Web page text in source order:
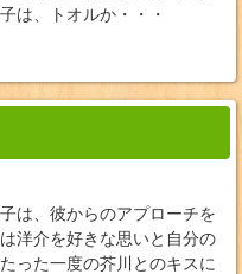
は、トオルか・・・
は、彼からのアプローチを
洋介を好きな思いと自分の
った一度の芥川とのキスに